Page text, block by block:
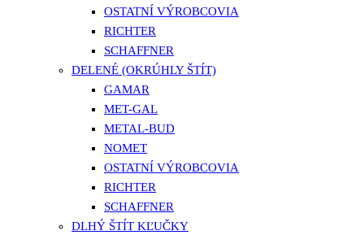
OSTATNÍ VÝROBCOVIA
RICHTER
SCHAFFNER
DELENÉ (OKRÚHLY ŠTÍT)
GAMAR
MET-GAL
METAL-BUD
NOMET
OSTATNÍ VÝROBCOVIA
RICHTER
SCHAFFNER
DLHÝ ŠTÍT KĽUČKY